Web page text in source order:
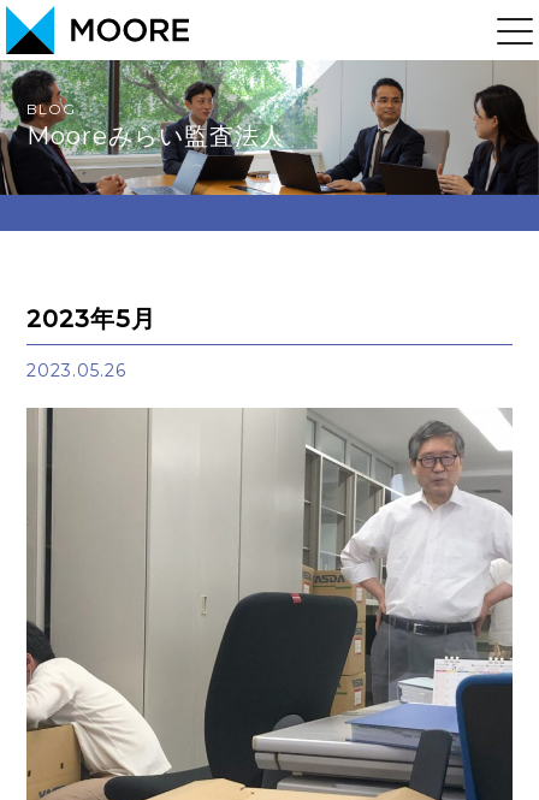
BLOG
Mooreみらい監査法人
2023年5月
2023.05.26